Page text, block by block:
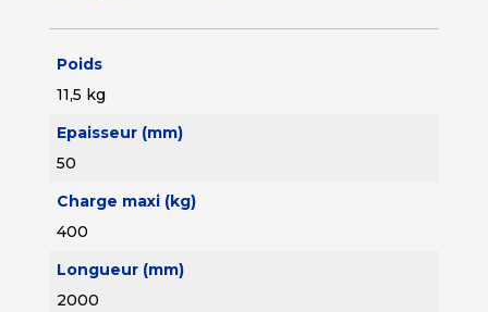
Poids
11,5 kg
Epaisseur (mm)
50
Charge maxi (kg)
400
Longueur (mm)
2000